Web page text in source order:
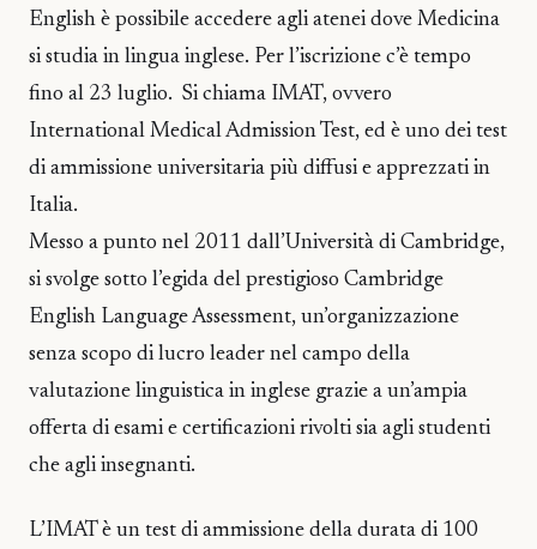
English è possibile accedere agli atenei dove Medicina
si studia in lingua inglese. Per l’iscrizione c’è tempo
fino al 23 luglio. Si chiama IMAT, ovvero
International Medical Admission Test, ed è uno dei test
di ammissione universitaria più diffusi e apprezzati in
Italia.
Messo a punto nel 2011 dall’Università di Cambridge,
si svolge sotto l’egida del prestigioso Cambridge
English Language Assessment, un’organizzazione
senza scopo di lucro leader nel campo della
valutazione linguistica in inglese grazie a un’ampia
offerta di esami e certificazioni rivolti sia agli studenti
che agli insegnanti.
L’IMAT è un test di ammissione della durata di 100